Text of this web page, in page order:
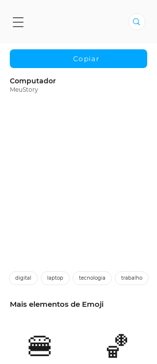
Copiar
Computador
MeuStory
digital laptop tecnologia trabalho
Mais elementos de Emoji
🍔 🏀